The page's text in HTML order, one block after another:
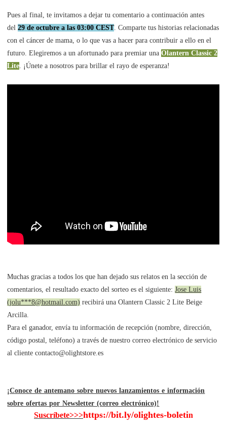
Pues al final, te invitamos a dejar tu comentario a continuación antes
del29 de octubre a las 03:00 CEST. Comparte tus historias relacionadas
con el cáncer de mama, o lo que vas a hacer para contribuir a ello en el
futuro. Elegiremos a un afortunado para premiar unaOlantern Classic 2
Lite. ¡Únete a nosotros para brillar el rayo de esperanza!
Muchas gracias a todos los que han dejado sus relatos en la sección de
comentarios, el resultado exacto del sorteo es el siguiente:Jose Luis
(jolu***8@hotmail.com) recibirá una Olantern Classic 2 Lite Beige
Arcilla.
Para el ganador, envía tu información de recepción (nombre, dirección,
código postal, teléfono) a través de nuestro correo electrónico de servicio
al cliente contacto@olightstore.es
¡Conoce de antemano sobre nuevos lanzamientos e información
sobre ofertas por Newsletter (correo electrónico)!
Suscríbete>>>https://bit.ly/olightes-boletin